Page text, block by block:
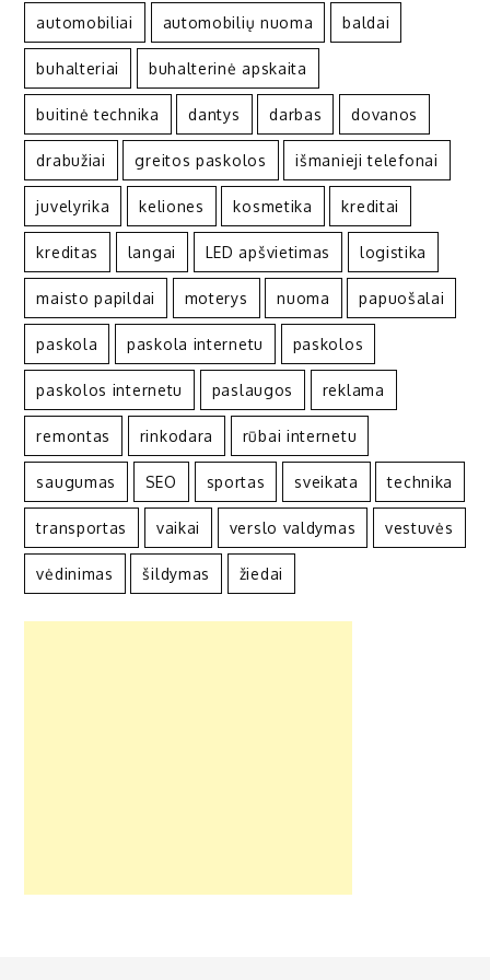
automobiliai automobilių nuoma baldai
buhalteriai buhalterinė apskaita
buitinė technika dantys darbas dovanos
drabužiai greitos paskolos išmanieji telefonai
juvelyrika keliones kosmetika kreditai
kreditas langai LED apšvietimas logistika
maisto papildai moterys nuoma papuošalai
paskola paskola internetu paskolos
paskolos internetu paslaugos reklama
remontas rinkodara rūbai internetu
saugumas SEO sportas sveikata technika
transportas vaikai verslo valdymas vestuvės
vėdinimas šildymas žiedai